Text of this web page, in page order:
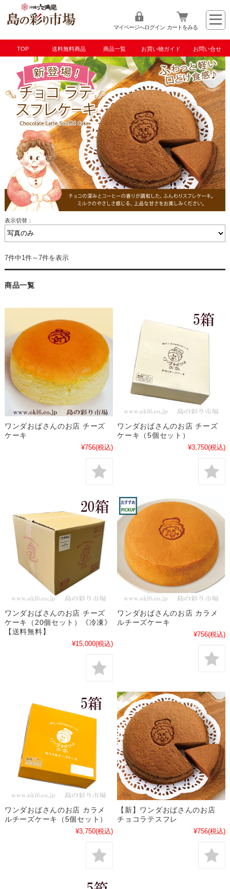
マイページへログイン カートをみる
TOP 送料無料商品 商品一覧 お買い物ガイド お問い合せ
お菓子・スィーツ 《冷凍》ワンダおばさんのお店
表示切替：
7件中1件～7件を表示
商品一覧
ワンダおばさんのお店 チーズ
ケーキ
¥756(税込)
ワンダおばさんのお店 チーズ
ケーキ（5個セット）
¥3,750(税込)
ワンダおばさんのお店 チーズ
ケーキ（20個セット）《冷凍》
【送料無料】
¥15,000(税込)
ワンダおばさんのお店 カラメ
ルチーズケーキ
¥756(税込)
ワンダおばさんのお店 カラメ
ルチーズケーキ（5個セット）
¥3,750(税込)
【新】ワンダおばさんのお店
チョコラテスフレ
¥756(税込)